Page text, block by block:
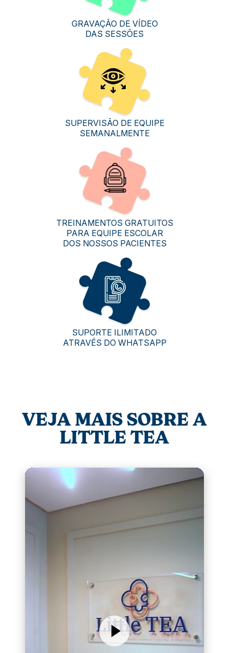
GRAVAÇÃO DE VÍDEO
DAS SESSÕES
SUPERVISÃO DE EQUIPE
SEMANALMENTE
TREINAMENTOS GRATUITOS
PARA EQUIPE ESCOLAR
DOS NOSSOS PACIENTES
SUPORTE ILIMITADO
ATRAVÉS DO WHATSAPP
VEJA MAIS SOBRE A
LITTLE TEA